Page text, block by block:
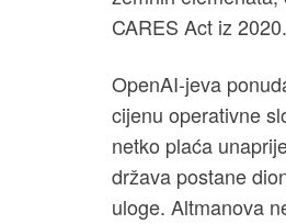
CARES Act iz
OpenAI-jeva
cijenu operativne
netko plaća
država postane
uloge. Altmanova